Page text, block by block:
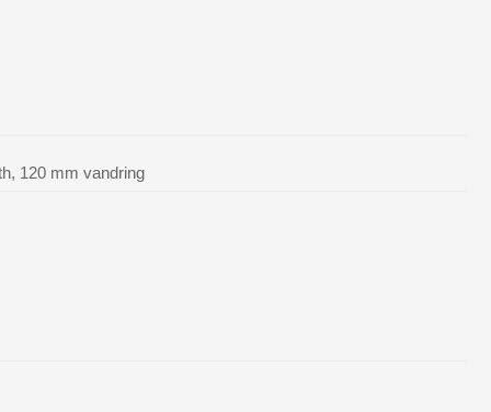
120 mm vandring